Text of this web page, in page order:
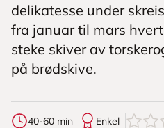
delikatesse under
fra januar til mars
steke skiver av
på brødskive.
40-60 min Enkel 0av5